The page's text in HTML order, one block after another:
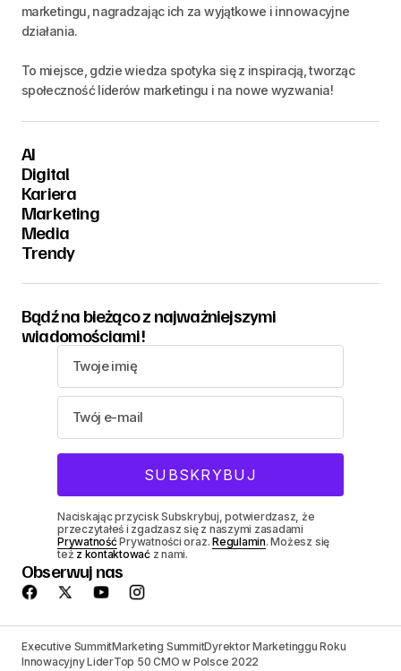
marketingu, nagradzając ich za wyjątkowe i innowacyjne
działania.
To miejsce, gdzie wiedza spotyka się z inspiracją, tworząc
społeczność liderów marketingu i na nowe wyzwania!
AI
Digital
Kariera
Marketing
Media
Trendy
Bądź na bieżąco z najważniejszymi
wiadomościami!
Naciskając przycisk Subskrybuj, potwierdzasz, że
przeczytałeś i zgadzasz się z naszymi zasadami
PrywatnośćPrywatności oraz.Regulamin. Możesz się
też z kontaktowaćz nami.
Obserwuj nas
Executive SummitMarketing SummitDyrektor Marketinggu Roku
Innowacyjny LiderTop 50 CMO w Polsce 2022